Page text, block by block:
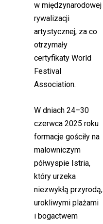
w międzynarodowej
rywalizacji
artystycznej, za co
otrzymały
certyfikaty World
Festival
Association.
W dniach 24–30
czerwca 2025 roku
formacje gościły na
malowniczym
półwyspie Istria,
który urzeka
niezwykłą przyrodą,
urokliwymi plażami
i bogactwem